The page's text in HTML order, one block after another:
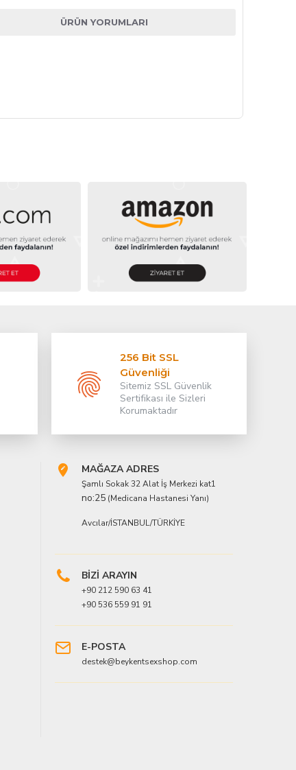
ÜRÜN YORUMLARI
256 Bit SSL
Güvenliği
Sitemiz SSL Güvenlik
Sertifikası ile Sizleri
Korumaktadır
MAĞAZA ADRES
Şamlı Sokak 32 Alat İş Merkezi kat1
no:25 (Medicana Hastanesi Yanı)
Avcılar/İSTANBUL/TÜRKİYE
BİZİ ARAYIN
+90 212 590 63 41
+90 536 559 91 91
E-POSTA
destek@beykentsexshop.com